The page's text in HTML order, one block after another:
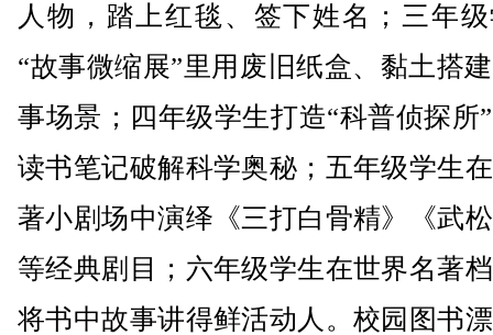
人物，踏上红毯、签下姓名；三年
“故事微缩展”里用废旧纸盒、黏土搭
事场景；四年级学生打造“科普侦探所
读书笔记破解科学奥秘；五年级学生
著小剧场中演绎《三打白骨精》《武
等经典剧目；六年级学生在世界名著
将书中故事讲得鲜活动人。校园图书